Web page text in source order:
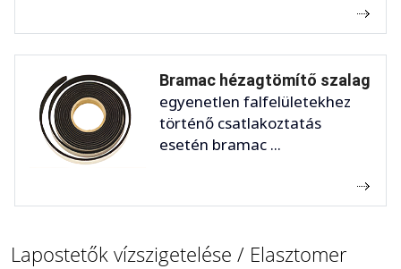
Bramac hézagtömítő szalag
egyenetlen falfelületekhez
történő csatlakoztatás
esetén bramac ...
Lapostetők vízszigetelése / Elasztomer